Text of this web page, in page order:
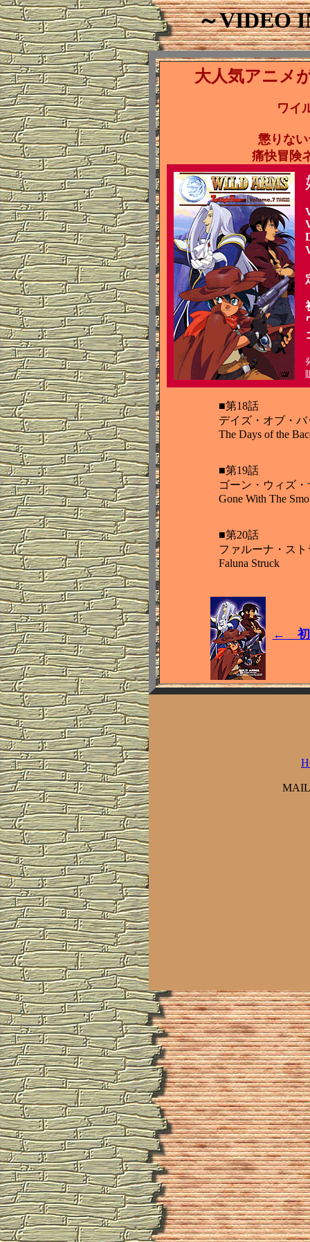
～VIDEO
大人気アニメ
ワイ
懲りな
痛快冒険
■第18話
デイズ・オブ・バ
The Days of the
■第19話
ゴーン・ウィズ
Gone With The
■第20話
ファルーナ・スト
Faluna Struck
← 初